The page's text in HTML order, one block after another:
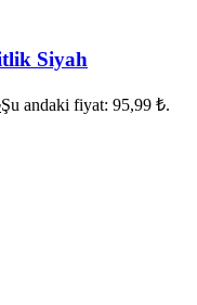
Siyah
Şu andaki fiyat: 95,99 ₺.